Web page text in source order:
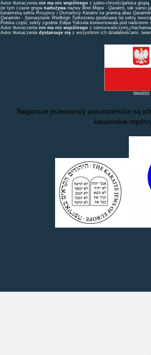
Autor tłumaczenia nie ma nic wspólnego z judeo-chrześcijańska grupą
(w tym czasie grupa nadużywa nazwy Bnei Miqra - Qaraim), tak samo
karaimską sekta Rosyjscy i Osmańscy Karaimi za granicą alias
Qaraimler - Samarytanie Wielkego Turkestanu (podstawę tej sekty
Polska część sekty zgodnie Edipa Yüksela konwertowala pod
Autor tłumaczenia nie ma nic wspólnego z
Autor tłumaczenia dystansuje się z wszystkimi ich działalnośćami,
09042023
Najgorsze przeciwnicy poturczeńców są
karaimskie